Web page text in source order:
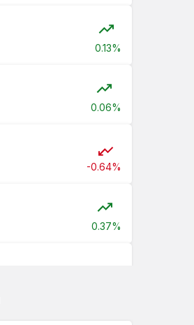
0.13%
0.06%
-0.64%
0.37%